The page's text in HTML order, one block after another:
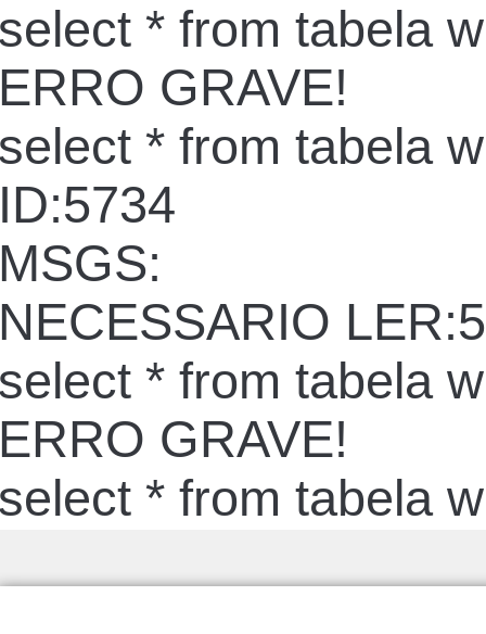
* from tabela
GRAVE!
* from tabela
* from tabela
GRAVE!
* from tabela